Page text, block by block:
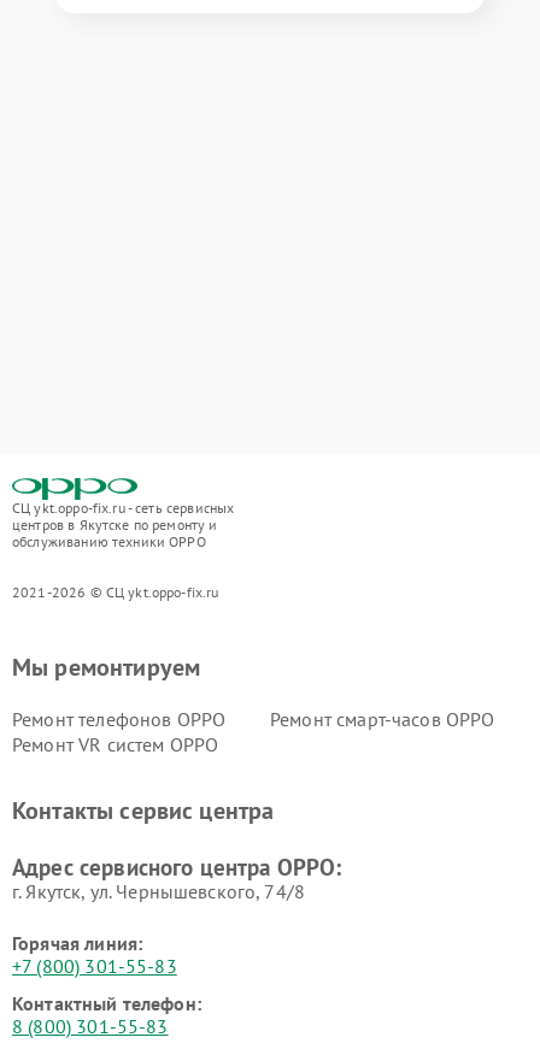
СЦ ykt.oppo-fix.ru - сеть сервисных
центров в Якутске по ремонту и
обслуживанию техники OPPO
2021-2026 © СЦ ykt.oppo-fix.ru
Мы ремонтируем
Ремонт телефонов OPPO
Ремонт смарт-часов OPPO
Ремонт VR систем OPPO
Контакты сервис центра
Адрес сервисного центра OPPO:
г. Якутск, ул. Чернышевского, 74/8
Горячая линия:
+7 (800) 301-55-83
Контактный телефон:
8 (800) 301-55-83